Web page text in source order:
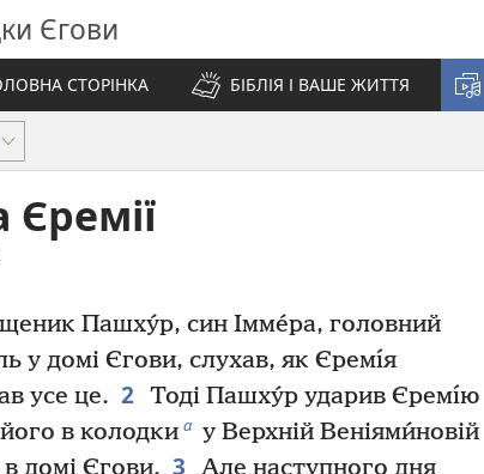
Єгови
СТОРІНКА
БІБЛІЯ І ВАШЕ ЖИТТЯ
Єремії
Пашху́р, син Імме́ра, головний
у домі Єгови, слухав, як Єремı́я
усе це. 2 Тоді Пашху́р ударив Єремı́ю
в колодки а у Верхній Веніями́новій
3